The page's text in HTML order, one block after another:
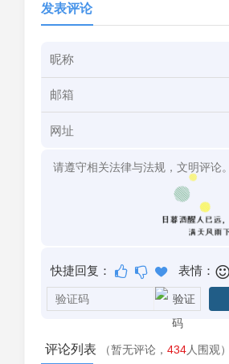
发表评论
快捷回复： 表情：
评论列表 （暂无评论， 434人围观）